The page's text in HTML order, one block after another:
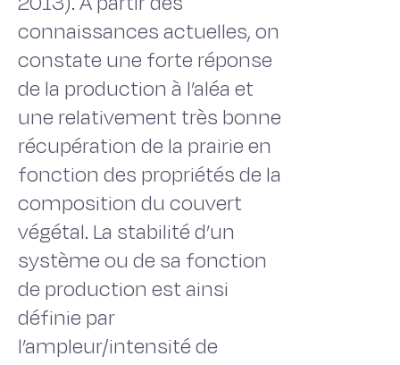
connaissances actuelles, on
constate une forte réponse
de la production à l’aléa et
une relativement très bonne
récupération de la prairie en
fonction des propriétés de la
composition du couvert
végétal. La stabilité d’un
système ou de sa fonction
de production est ainsi
définie par
l’ampleur/intensité de